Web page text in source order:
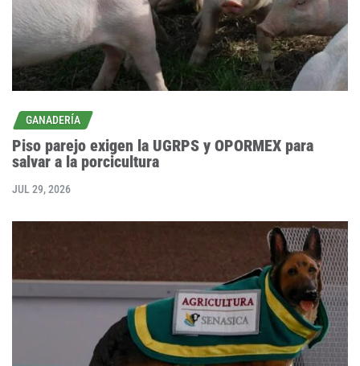
GANADERÍA
Piso parejo exigen la UGRPS y OPORMEX para
salvar a la porcicultura
JUL 29, 2026